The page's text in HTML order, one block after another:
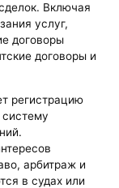
Включая
услуг,
договоры
договоры и
регистрацию
арбитраж и
в судах или